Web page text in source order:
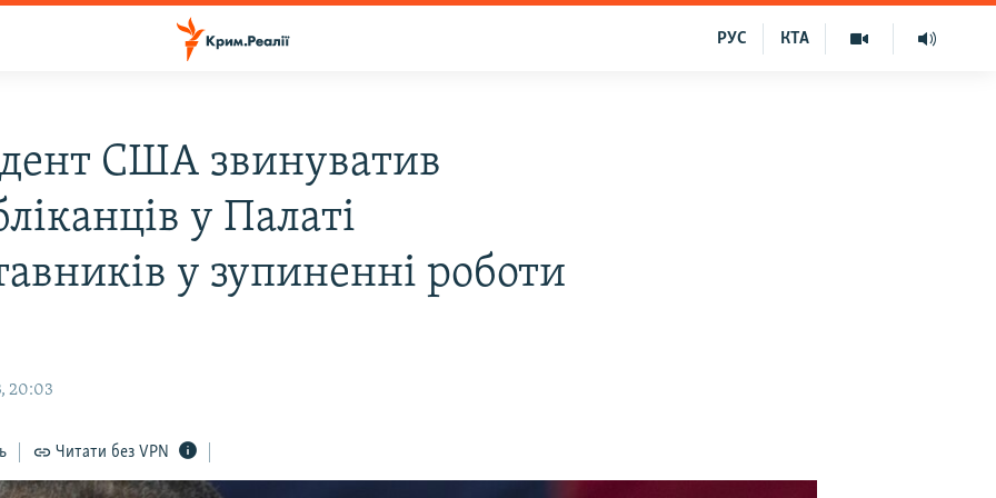
КТА
РУС
США звинуватив
у Палаті
у зупиненні роботи
20:03
Читати без VPN